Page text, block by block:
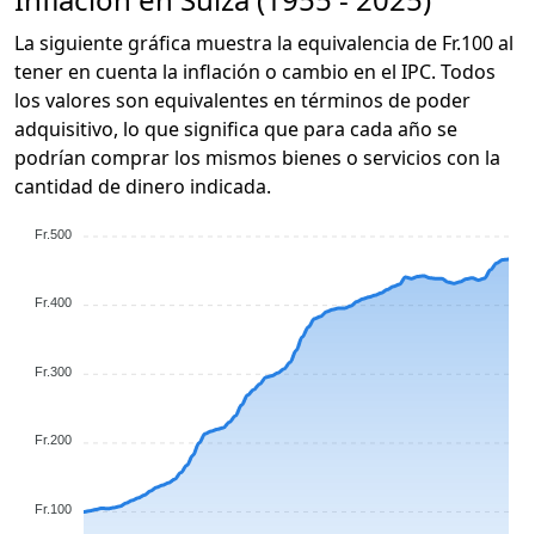
La siguiente gráfica muestra la equivalencia de Fr.100 al
tener en cuenta la inflación o cambio en el IPC. Todos
los valores son equivalentes en términos de poder
adquisitivo, lo que significa que para cada año se
podrían comprar los mismos bienes o servicios con la
cantidad de dinero indicada.
Fr.500
Fr.400
Fr.300
Fr.200
Fr.100